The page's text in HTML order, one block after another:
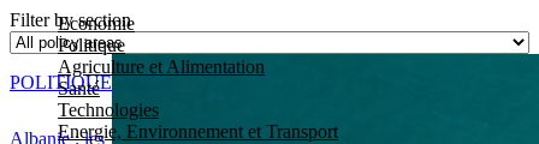
Economie
Politique
Agriculture et Alimentation
Santé
Technologies
Energie, Environnement et Transport
Filter by section
Albanie : les
POLITIQUE